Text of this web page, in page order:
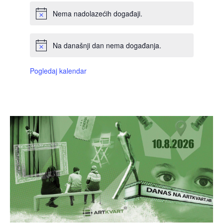
Nema nadolazećih događaji.
Na današnji dan nema događanja.
Pogledaj kalendar